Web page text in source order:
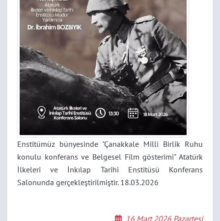
Enstitümüz bünyesinde "Çanakkale Milli Birlik Ruhu
konulu konferans ve Belgesel Film gösterimi" Atatürk
İlkeleri ve İnkılap Tarihi Enstitüsü Konferans
Salonunda gerçekleştirilmiştir. 18.03.2026
16 Mart 2026 Pazartesi